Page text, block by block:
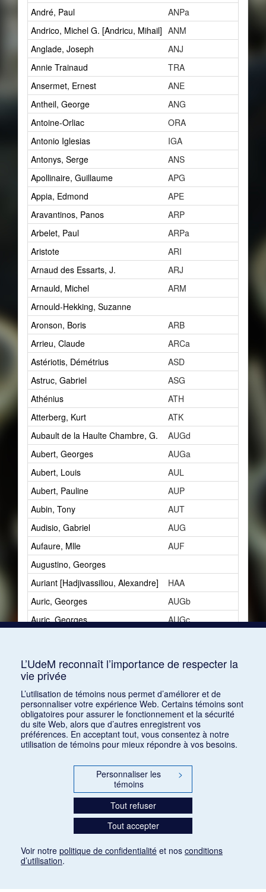
André, Paul
ANPa
Andrico, Michel G. [Andricu, Mihail] ANM
Anglade, Joseph
ANJ
Annie Trainaud
TRA
Ansermet, Ernest
ANE
Antheil, George
ANG
Antoine-Orliac
ORA
Antonio Iglesias
IGA
Antonys, Serge
ANS
Apollinaire, Guillaume
APG
Appia, Edmond
APE
Aravantinos, Panos
ARP
Arbelet, Paul
ARPa
Aristote
ARI
Arnaud des Essarts, J.
ARJ
Arnauld, Michel
ARM
Arnould-Hekking, Suzanne
Aronson, Boris
ARB
Arrieu, Claude
ARCa
Astériotis, Démétrius
ASD
Astruc, Gabriel
ASG
Athénius
ATH
Atterberg, Kurt
ATK
Aubault de la Haulte Chambre, G.
AUGd
Aubert, Georges
AUGa
Aubert, Louis
AUL
Aubert, Pauline
AUP
Aubin, Tony
AUT
Audisio, Gabriel
AUG
Aufaure, Mlle
AUF
Augustino, Georges
Auriant [Hadjivassiliou, Alexandre]
HAA
Auric, Georges
AUGb
Auric, Georges
AUGc
3
Azpiri, Munoz
L’UdeM reconnaît l’importance de respecter la
vie privée
L’utilisation de témoins nous permet d’améliorer et de
personnaliser votre expérience Web. Certains témoins sont
obligatoires pour assurer le fonctionnement et la sécurité
du site Web, alors que d’autres enregistrent vos
préférences. En acceptant tout, vous consentez à notre
utilisation de témoins pour mieux répondre à vos besoins.
Personnaliser les
témoins
>
Tout refuser
Tout accepter
Voir notre politique de confidentialité et nos conditions
d’utilisation.